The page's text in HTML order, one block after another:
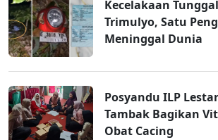
Kecelakaan
Trimulyo, Satu
Meninggal Dunia
Posyandu ILP
Tambak Bagikan
Obat Cacing